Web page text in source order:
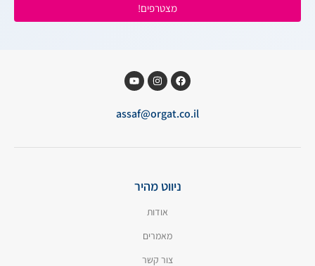
מצטרפים!
assaf@orgat.co.il
ניווט מהיר
אודות
מאמרים
צור קשר